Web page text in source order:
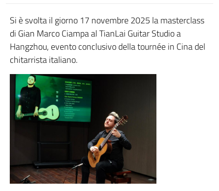
Si è svolta il giorno 17 novembre 2025 la masterclass
di Gian Marco Ciampa al TianLai Guitar Studio a
Hangzhou, evento conclusivo della tournée in Cina del
chitarrista italiano.